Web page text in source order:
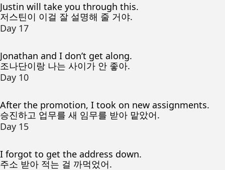
Justin will take you through this.
저스틴이 이걸 잘 설명해 줄 거야.
Day 17
Jonathan and I don’t get along.
조나단이랑 나는 사이가 안 좋아.
Day 10
After the promotion, I took on new assignments.
승진하고 업무를 새 임무를 받아 맡았어.
Day 15
I forgot to get the address down.
주소 받아 적는 걸 까먹었어.